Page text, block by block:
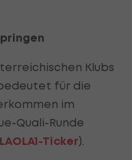
Klubs
für die
im
Quali-Runde
Ticker).